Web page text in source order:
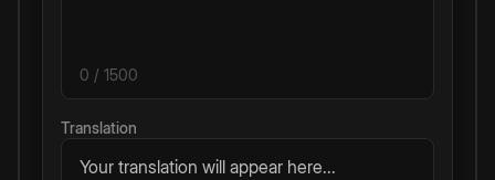
0 / 1500
Translation
Your translation will appear here...